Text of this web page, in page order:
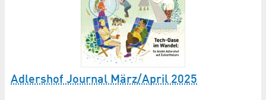
Adlershof Journal März/April 2025